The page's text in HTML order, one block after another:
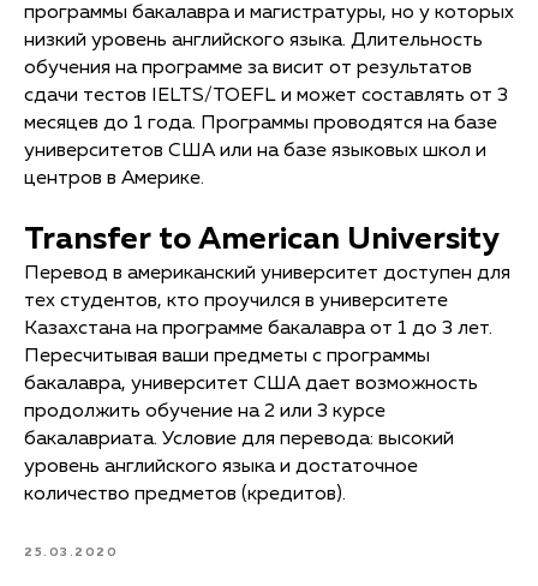
программы бакалавра и магистратуры, но у которых
низкий уровень английского языка. Длительность
обучения на программе за висит от результатов
сдачи тестов IELTS/TOEFL и может составлять от 3
месяцев до 1 года. Программы проводятся на базе
университетов США или на базе языковых школ и
центров в Америке.
Transfer to American University
Перевод в американский университет доступен для
тех студентов, кто проучился в университете
Казахстана на программе бакалавра от 1 до 3 лет.
Пересчитывая ваши предметы с программы
бакалавра, университет США дает возможность
продолжить обучение на 2 или 3 курсе
бакалавриата. Условие для перевода: высокий
уровень английского языка и достаточное
количество предметов (кредитов).
25.03.2020